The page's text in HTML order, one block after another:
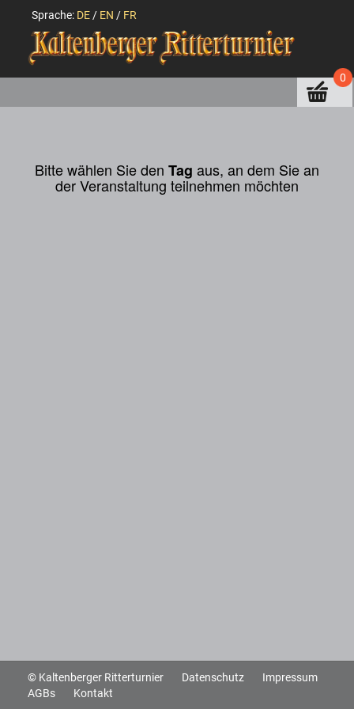
Sprache: DE / EN / FR
0
Bitte wählen Sie den Tag aus, an dem Sie an
der Veranstaltung teilnehmen möchten
© Kaltenberger Ritterturnier Datenschutz
Impressum
AGBs
Kontakt